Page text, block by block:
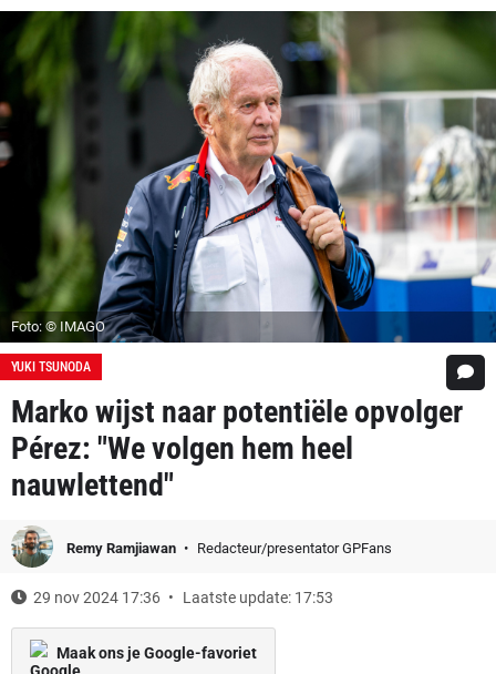
Foto: © IMAGO
YUKI TSUNODA
Marko wijst naar potentiële opvolger
Pérez: "We volgen hem heel
nauwlettend"
Remy Ramjiawan Redacteur/presentator GPFans
29 nov 2024 17:36 Laatste update: 17:53
Maak ons je Google-favoriet